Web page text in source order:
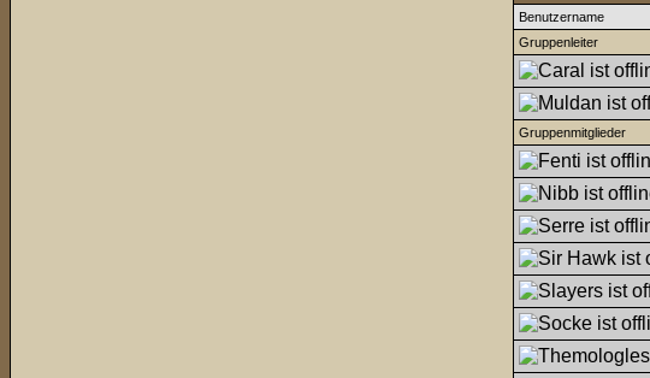
Benutzername
Gruppenleiter
Gruppenmitglieder